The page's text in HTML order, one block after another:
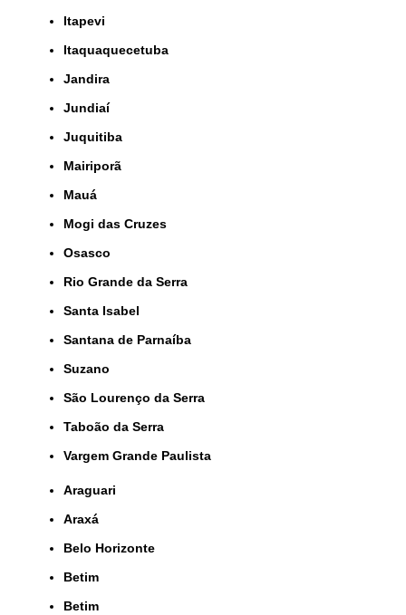
Itapevi
Itaquaquecetuba
Jandira
Jundiaí
Juquitiba
Mairiporã
Mauá
Mogi das Cruzes
Osasco
Rio Grande da Serra
Santa Isabel
Santana de Parnaíba
Suzano
São Lourenço da Serra
Taboão da Serra
Vargem Grande Paulista
Araguari
Araxá
Belo Horizonte
Betim
Betim